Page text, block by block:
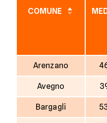
COMUNE
Arenzano
Avegno
Bargagli